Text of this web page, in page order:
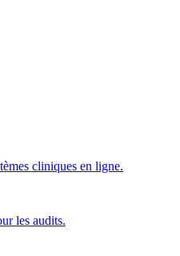
cliniques en ligne.
les audits.